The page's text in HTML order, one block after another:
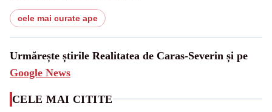
cele mai curate ape
Urmărește știrile Realitatea de Caras-Severin și pe
Google News
CELE MAI CITITE